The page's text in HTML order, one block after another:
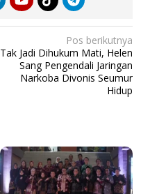
Pos berikutnya
Tak Jadi Dihukum Mati, Helen
Sang Pengendali Jaringan
Narkoba Divonis Seumur
Hidup